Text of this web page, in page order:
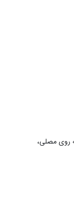
روی مصلی،